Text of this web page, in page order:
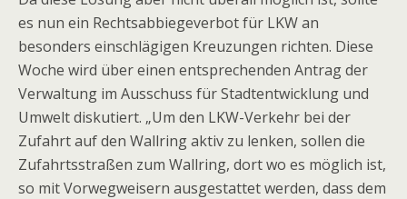
es nun ein Rechtsabbiegeverbot für LKW an
besonders einschlägigen Kreuzungen richten. Diese
Woche wird über einen entsprechenden Antrag der
Verwaltung im Ausschuss für Stadtentwicklung und
Umwelt diskutiert. „Um den LKW-Verkehr bei der
Zufahrt auf den Wallring aktiv zu lenken, sollen die
Zufahrtsstraßen zum Wallring, dort wo es möglich ist,
so mit Vorwegweisern ausgestattet werden, dass dem